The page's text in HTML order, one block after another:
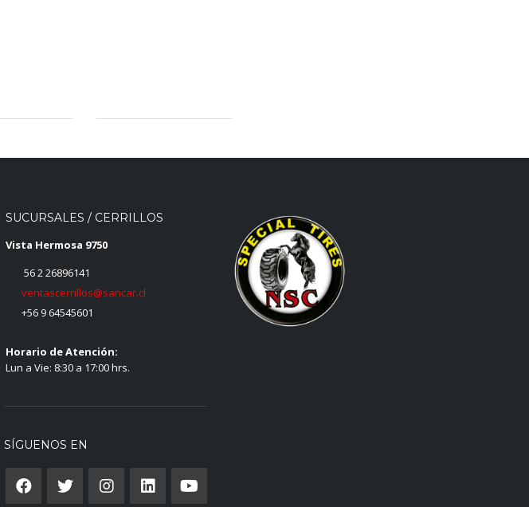
SUCURSALES / CERRILLOS
Vista Hermosa 9750
56 2 26896141
ventascerrillos@sancar.cl
+56 9 64545601
Horario de Atención:
Lun a Vie: 8:30 a 17:00 hrs.
SÍGUENOS EN